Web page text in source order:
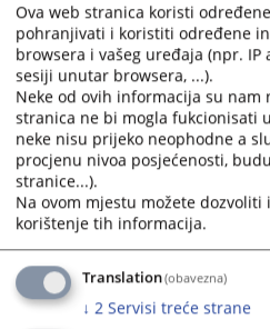
Ova web stranica koristi
pohranjivati i koristiti određene
browsera i vašeg uređaja (npr.
sesiji unutar browsera, ...).
Neke od ovih informacija su
stranica ne bi mogla fukcionisati
neke nisu prijeko neophodne a
procjenu nivoa posjećenosti,
stranice...).
Na ovom mjestu možete
korištenje tih informacija.
Translation(obavezna)
↓ 2 Servisi treće strane